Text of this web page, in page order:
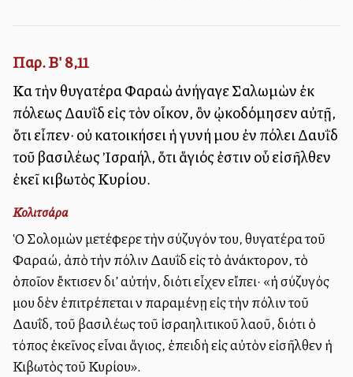
Παρ. Β' 8,11
Καὶ τὴν θυγατέρα Φαραὼ ἀνήγαγε Σαλωμὼν ἐκ
πόλεως Δαυῒδ εἰς τὸν οἶκον, ὃν ᾠκοδόμησεν αὐτῇ,
ὅτι εἶπεν· οὐ κατοικήσει ἡ γυνή μου ἐν πόλει Δαυῒδ
τοῦ βασιλέως Ἰσραήλ, ὅτι ἅγιός ἐστιν οὗ εἰσῆλθεν
ἐκεῖ κιβωτὸς Κυρίου.
Κολιτσάρα
Ὁ Σολομὼν μετέφερε τὴν σύζυγόν του, θυγατέρα τοῦ
Φαραώ, ἀπὸ τὴν πόλιν Δαυῒδ εἰς τὸ ἀνάκτορον, τὸ
ὁποῖον ἔκτισεν δι’ αὐτήν, διότι εἶχεν εἴπει· «ἡ σύζυγός
μου δὲν ἐπιτρέπεται νὰ παραμένῃ εἰς τὴν πόλιν τοῦ
Δαυΐδ, τοῦ βασιλέως τοῦ ἰσραηλιτικοῦ λαοῦ, διότι ὁ
τόπος ἐκεῖνος εἶναι ἅγιος, ἐπειδὴ εἰς αὐτὸν εἰσῆλθεν ἡ
Κιβωτὸς τοῦ Κυρίου».